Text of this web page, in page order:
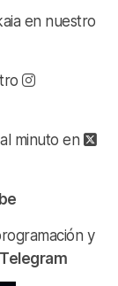
en nuestro
minuto en
y